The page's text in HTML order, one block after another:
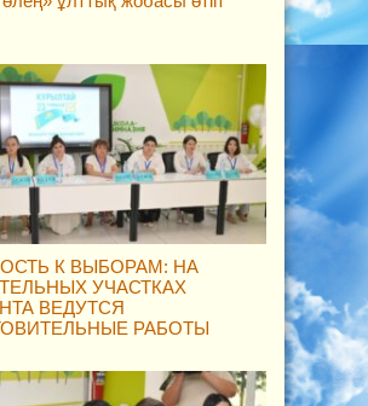
К ВЫБОРАМ: НА
УЧАСТКАХ
ВЕДУТСЯ
РАБОТЫ